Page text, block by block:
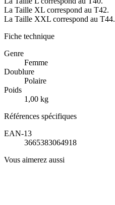
La Taille XL correspond au T42.
La Taille XXL correspond au T44.
Fiche technique
Genre
Femme
Doublure
Polaire
Poids
1,00 kg
Références spécifiques
EAN-13
3665383064918
Vous aimerez aussi